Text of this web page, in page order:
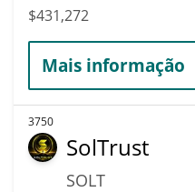
$431,272
Mais informação
3750
SolTrust
SOLT